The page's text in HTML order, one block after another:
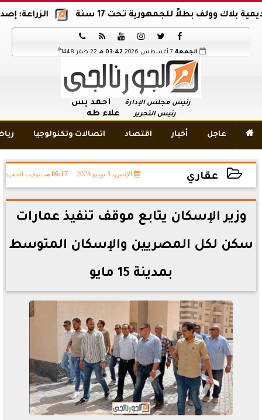
الزراعة: إصدار 12 ألف موافقة وتصريح بالمبيدات خلال 6 شهور وولف بطلاً للجمهورية تحت 17 سنة






الجمعة 03:42 مـ 22 صفر 1448 هـ
رئيس مجلس الإدارة أحمد يس
رئيس التحرير علاء طه
 عاجل أخبار اقتصاد اتصالات وتكنولوجيا
عقاري الإثنين، 3 يونيو 2024 06:17 مـ بتوقيت القاهرة
2024-06-03 18:17:12
وزير الإسكان يتابع موقف تنفيذ عمارات
سكن لكل المصريين والإسكان المتوسط
بمدينة 15 مايو